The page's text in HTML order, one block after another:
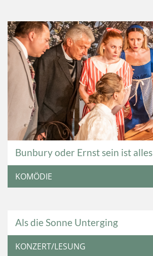
Bunbury oder Ernst sein ist alles
KOMÖDIE
Als die Sonne Unterging
KONZERT/LESUNG